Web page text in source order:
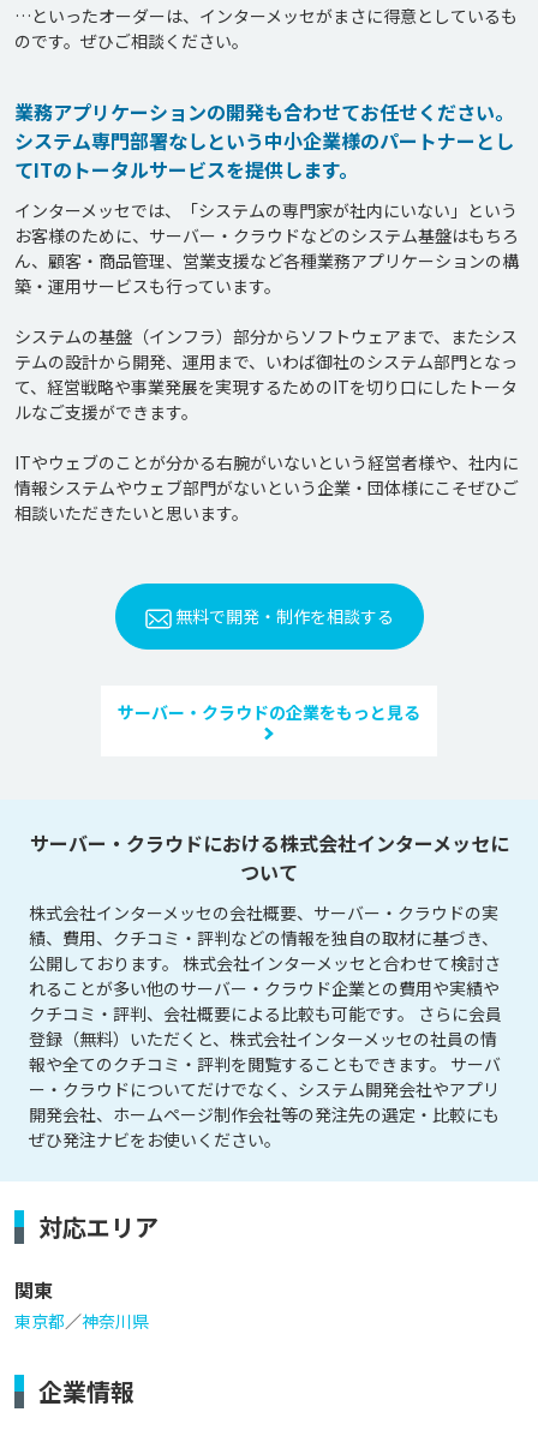
…といったオーダーは、インターメッセがまさに得意としているも
のです。ぜひご相談ください。
業務アプリケーションの開発も合わせてお任せください。
システム専門部署なしという中小企業様のパートナーとし
てITのトータルサービスを提供します。
インターメッセでは、「システムの専門家が社内にいない」という
お客様のために、サーバー・クラウドなどのシステム基盤はもちろ
ん、顧客・商品管理、営業支援など各種業務アプリケーションの構
築・運用サービスも行っています。
システムの基盤（インフラ）部分からソフトウェアまで、またシス
テムの設計から開発、運用まで、いわば御社のシステム部門となっ
て、経営戦略や事業発展を実現するためのITを切り口にしたトータ
ルなご支援ができます。
ITやウェブのことが分かる右腕がいないという経営者様や、社内に
情報システムやウェブ部門がないという企業・団体様にこそぜひご
相談いただきたいと思います。
無料で開発・制作を相談する
サーバー・クラウドの企業をもっと見る
サーバー・クラウドにおける株式会社インターメッセに
ついて
株式会社インターメッセの会社概要、サーバー・クラウドの実
績、費用、クチコミ・評判などの情報を独自の取材に基づき、
公開しております。 株式会社インターメッセと合わせて検討さ
れることが多い他のサーバー・クラウド企業との費用や実績や
クチコミ・評判、会社概要による比較も可能です。 さらに会員
登録（無料）いただくと、株式会社インターメッセの社員の情
報や全てのクチコミ・評判を閲覧することもできます。 サーバ
ー・クラウドについてだけでなく、システム開発会社やアプリ
開発会社、ホームページ制作会社等の発注先の選定・比較にも
ぜひ発注ナビをお使いください。
対応エリア
関東
東京都／神奈川県
企業情報